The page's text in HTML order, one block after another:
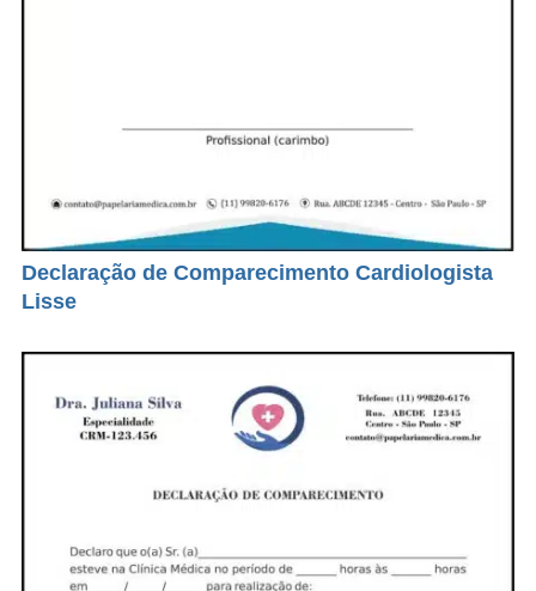
Declaração de Comparecimento Cardiologista
Lisse